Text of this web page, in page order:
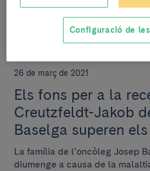
26 de març de 2021
Els fons per a la
Creutzfeldt-Jakob
Baselga superen
La família de l’oncòleg Josep
diumenge a causa de la
Configuració de